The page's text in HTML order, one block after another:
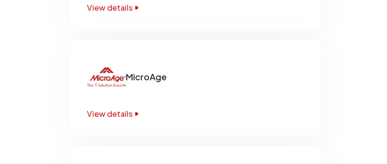
View details
MicroAge
View details